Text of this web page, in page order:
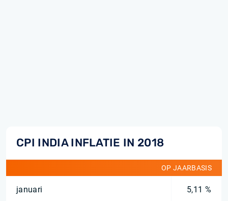
CPI INDIA INFLATIE IN 2018
OP JAARBASIS
januari 5,11 %